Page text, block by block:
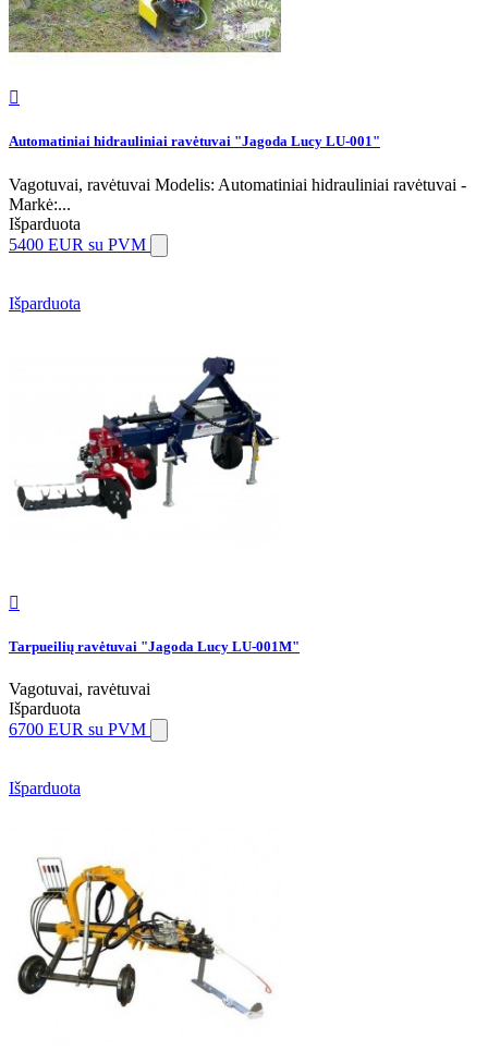

Automatiniai hidrauliniai ravėtuvai "Jagoda Lucy LU-001"
Vagotuvai, ravėtuvai Modelis: Automatiniai hidrauliniai ravėtuvai -
Markė:...
Išparduota
5400 EUR su PVM
Išparduota

Tarpueilių ravėtuvai "Jagoda Lucy LU-001M"
Vagotuvai, ravėtuvai
Išparduota
6700 EUR su PVM
Išparduota